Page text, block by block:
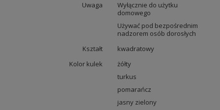
Uwaga
Wyłącznie do użytku
domowego
Używać pod bezpośrednim
nadzorem osób dorosłych
Kształt
kwadratowy
Kolor kulek
żółty
turkus
pomarańcz
jasny zielony